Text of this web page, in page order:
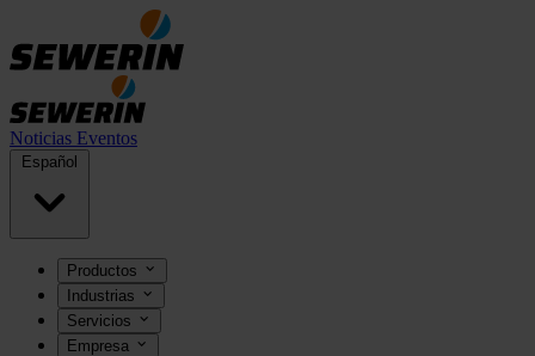
Noticias Eventos
Español
Productos
Industrias
Servicios
Empresa